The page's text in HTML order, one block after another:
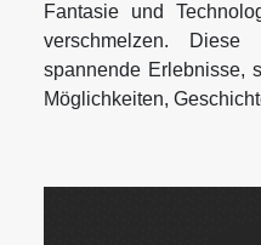
Fantasie und
verschmelzen.
spannende Erlebnisse,
Möglichkeiten,